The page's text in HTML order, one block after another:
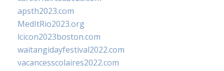
apsth2023.com
MedItRio2023.org
lcicon2023boston.com
waitangidayfestival2022.com
vacancesscolaires2022.com